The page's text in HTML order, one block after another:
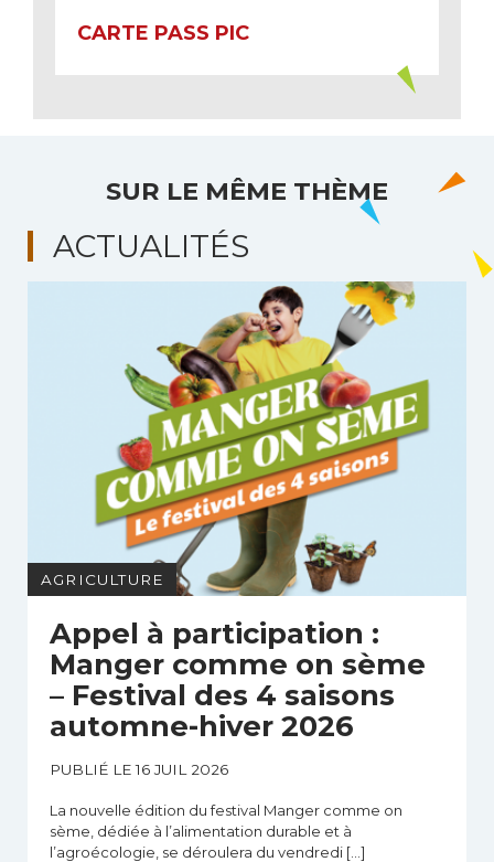
CARTE PASS PIC
SUR LE MÊME THÈME
ACTUALITÉS
AGRICULTURE
Appel à participation :
Manger comme on sème
– Festival des 4 saisons
automne-hiver 2026
PUBLIÉ LE 16 JUIL 2026
La nouvelle édition du festival Manger comme on
sème, dédiée à l’alimentation durable et à
l’agroécologie, se déroulera du vendredi […]